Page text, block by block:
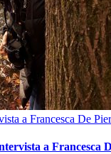
a Francesca De
a Francesca